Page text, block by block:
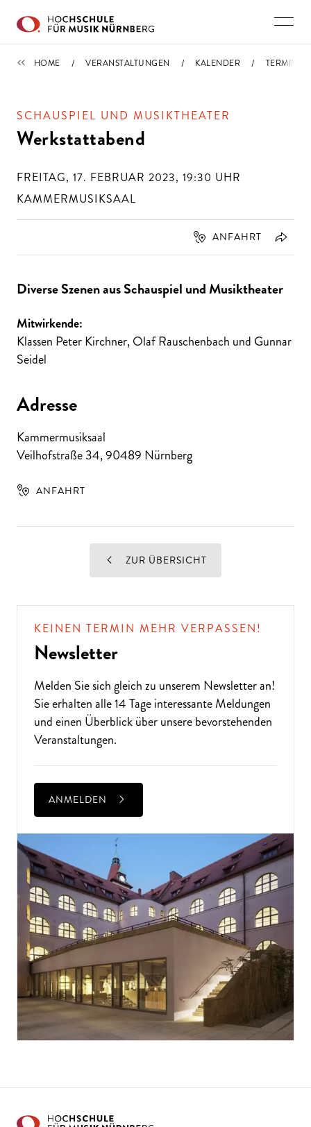
TERMINE
HOME VERANSTALTUNGEN KALENDER TERMIN
SCHAUSPIEL UND MUSIKTHEATER
Werkstattabend
FREITAG, 17. FEBRUAR 2023, 19:30 UHR
KAMMERMUSIKSAAL
ANFAHRT
Diverse Szenen aus Schauspiel und Musiktheater
Mitwirkende:
Klassen Peter Kirchner, Olaf Rauschenbach und Gunnar
Seidel
Adresse
Kammermusiksaal
Veilhofstraße 34,90489 Nürnberg
ANFAHRT
ZUR ÜBERSICHT
KEINEN TERMIN MEHR VERPASSEN!
Newsletter
Melden Sie sich gleich zu unserem Newsletteran!
Sie erhalten alle 14 Tage interessante Meldungen
und einen Überblick über unsere bevorstehenden
Veranstaltungen.
ANMELDEN